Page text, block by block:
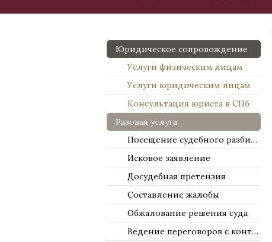
Юридическое сопровождение
Услуги физическим лицам
Услуги юридическим лицам
Консультация юриста в СПб
Разовая услуга
Посещение судебного разбирательства
Исковое заявление
Досудебная претензия
Составление жалобы
Обжалование решения суда
Ведение переговоров с контрагентами